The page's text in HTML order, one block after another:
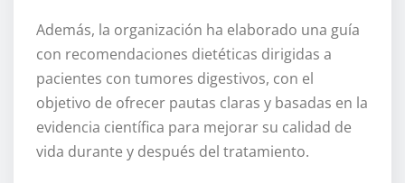
Además, la organización ha elaborado una guía
con recomendaciones dietéticas dirigidas a
pacientes con tumores digestivos, con el
objetivo de ofrecer pautas claras y basadas en la
evidencia científica para mejorar su calidad de
vida durante y después del tratamiento.